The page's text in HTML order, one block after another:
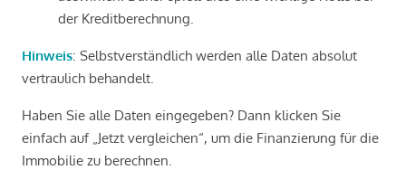
der Kreditberechnung.
Hinweis: Selbstverständlich werden alle Daten absolut
vertraulich behandelt.
Haben Sie alle Daten eingegeben? Dann klicken Sie
einfach auf „Jetzt vergleichen“, um die Finanzierung für die
Immobilie zu berechnen.